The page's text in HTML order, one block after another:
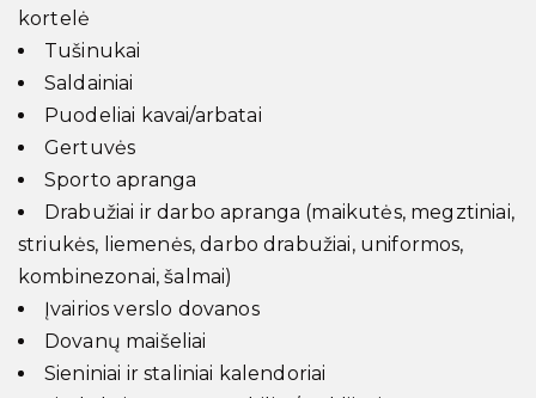
kortelė
Tušinukai
Saldainiai
Puodeliai kavai/arbatai
Gertuvės
Sporto apranga
Drabužiai ir darbo apranga (maikutės, megztiniai,
striukės, liemenės, darbo drabužiai, uniformos,
kombinezonai, šalmai)
Įvairios verslo dovanos
Dovanų maišeliai
Sieniniai ir staliniai kalendoriai